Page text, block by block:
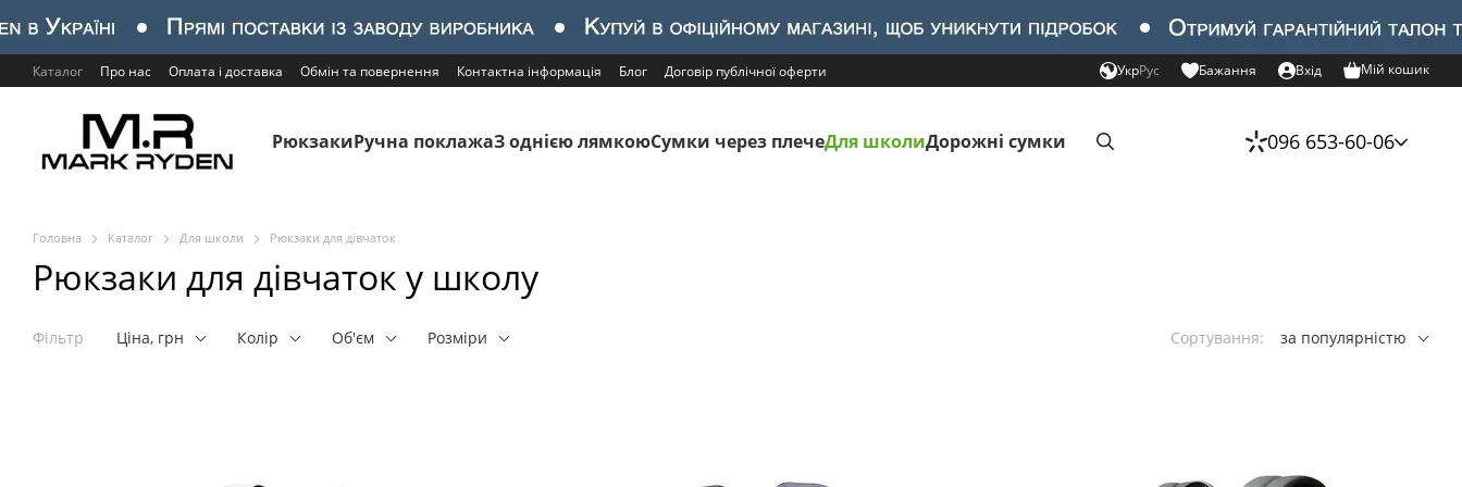
Перейти до основного контенту
Каталог Про нас Оплата і доставка Обмін та повернення Контактна інформація Блог Договір публічної оферти УкрРус Бажання Вхід Мій кошик
РюкзакиРучна поклажаЗ однією лямкоюСумки через плечеДля школиДорожні сумки 096 653-60-06
Головна Каталог Для школи Рюкзаки для дівчаток
Рюкзаки для дівчаток у школу
Фільтр Ціна, грн Колір Об'єм Розміри Сортування: за популярністю